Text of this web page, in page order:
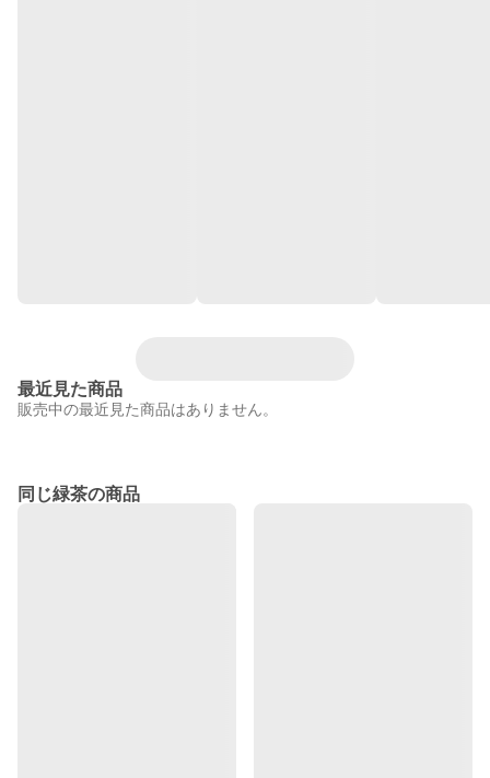
最近見た商品
販売中の最近見た商品はありません。
同じ緑茶の商品